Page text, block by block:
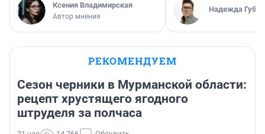
Ксения Владимирская
Автор мнения
Надежда
РЕКОМЕНДУЕМ
Сезон черники в Мурманской области:
рецепт хрустящего ягодного
штруделя за полчаса